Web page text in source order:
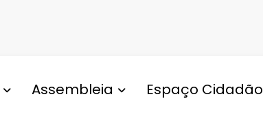
Assembleia Espaço Cidadão